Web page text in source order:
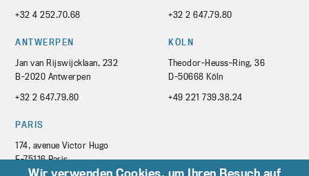
+32 4 252.70.68
+32 2 647.79.80
ANTWERPEN
Jan van Rijswijcklaan, 232
B-2020 Antwerpen
+32 2 647.79.80
KÖLN
Theodor-Heuss-Ring, 36
D-50668 Köln
+49 221 739.38.24
PARIS
174, avenue Victor Hugo
F-75116 Paris
Wir verwenden Cookies, um Ihren Besuch auf